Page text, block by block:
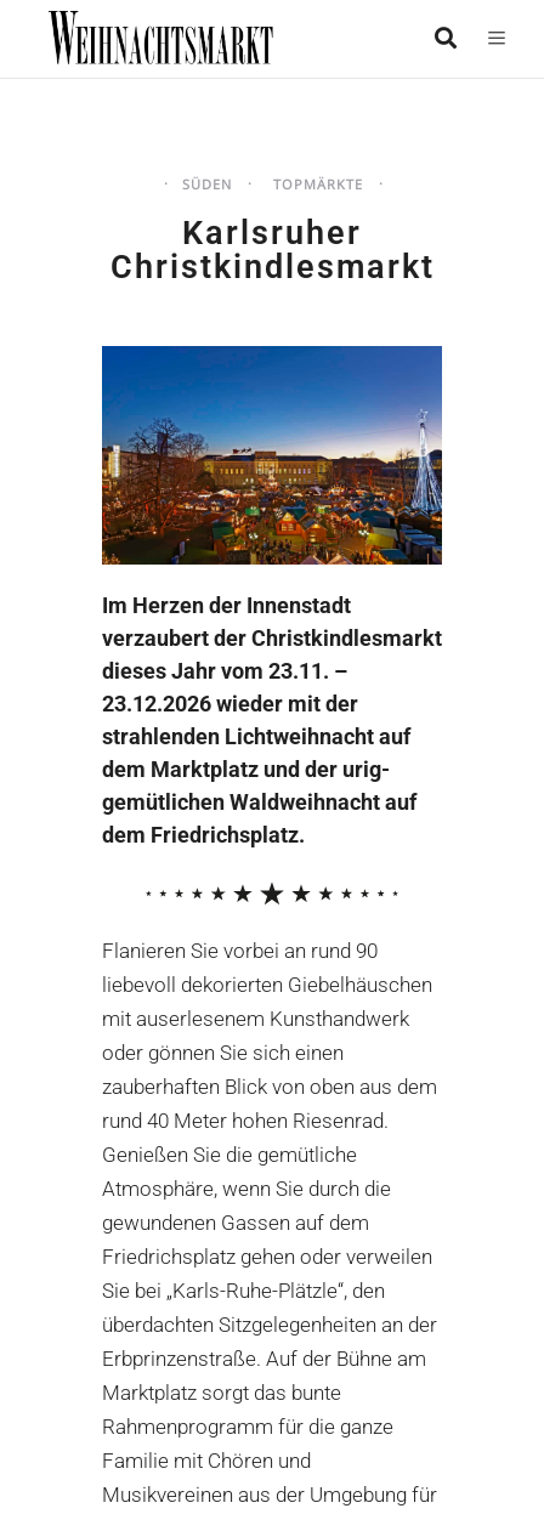
SÜDEN TOPMÄRKTE
Karlsruher
Christkindlesmarkt
Im Herzen der Innenstadt
verzaubert der Christkindlesmarkt
dieses Jahr vom 23.11. –
23.12.2026wieder mit der
strahlenden Lichtweihnacht auf
dem Marktplatz und der urig-
gemütlichen Waldweihnachtauf
dem Friedrichsplatz.
Flanieren Sie vorbei an rund 90
liebevoll dekorierten Giebelhäuschen
mit auserlesenem Kunsthandwerk
oder gönnen Sie sich einen
zauberhaften Blick von oben aus dem
rund 40 Meter hohen Riesenrad.
Genießen Sie die gemütliche
Atmosphäre, wenn Sie durch die
gewundenen Gassen auf dem
Friedrichsplatz gehen oder verweilen
Sie bei „Karls-Ruhe-Plätzle“, den
überdachten Sitzgelegenheiten an der
Erbprinzenstraße. Auf der Bühne am
Marktplatz sorgt das bunte
Rahmenprogramm für die ganze
Familie mit Chören und
Musikvereinen aus der Umgebung für